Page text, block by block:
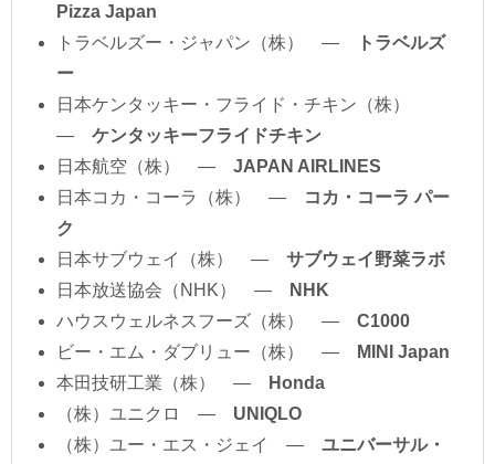
Pizza Japan
トラベルズー・ジャパン（株） ―
トラベルズ
ー
日本ケンタッキー・フライド・チキン（株）
― ケンタッキーフライドチキン
日本航空（株） ― JAPAN AIRLINES
日本コカ・コーラ（株） ―
コカ・コーラ パー
ク
日本サブウェイ（株） ― サブウェイ野菜ラボ
日本放送協会（NHK） ―
NHK
ハウスウェルネスフーズ（株） ― C1000
ビー・エム・ダブリュー（株） ―
MINI Japan
本田技研工業（株） ―
Honda
（株）ユニクロ ― UNIQLO
（株）ユー・エス・ジェイ ― ユニバーサル・